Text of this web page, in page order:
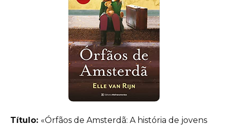
Título: «Órfãos de Amsterdã: A história de jovens